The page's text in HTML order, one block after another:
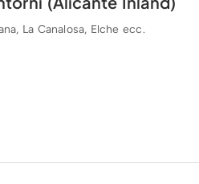
La Canalosa, Elche ecc.